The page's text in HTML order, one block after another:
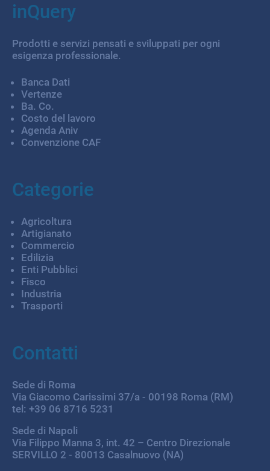
inQuery
Prodotti e servizi pensati e sviluppati per ogni
esigenza professionale.
Banca Dati
Vertenze
Ba. Co.
Costo del lavoro
Agenda Aniv
Convenzione CAF
Categorie
Agricoltura
Artigianato
Commercio
Edilizia
Enti Pubblici
Fisco
Industria
Trasporti
Contatti
Sede di Roma
Via Giacomo Carissimi 37/a - 00198 Roma (RM)
tel: +39 06 8716 5231
Sede di Napoli
Via Filippo Manna 3, int. 42 – Centro Direzionale
SERVILLO 2 - 80013 Casalnuovo (NA)